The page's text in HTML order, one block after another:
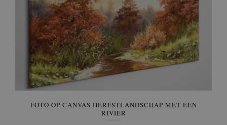
FOTO OP CANVAS HERFSTLANDSCHAP MET EEN
RIVIER